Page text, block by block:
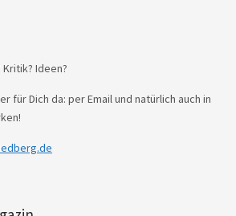
Ideen?
für Dich da: per Email und natürlich auch in